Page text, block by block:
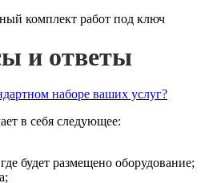
комплект работ под ключ
и ответы
наборе ваших услуг?
в себя следующее:
будет размещено оборудование;